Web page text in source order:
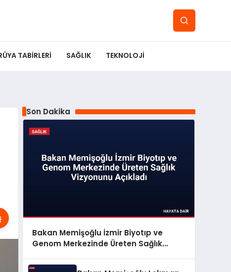
TABIRLERI SAĞLIK TEKNOLOJI
Son Dakika
Bakan Memişoğlu İzmir Biyotıp ve
Genom Merkezinde Üreten Sağlık